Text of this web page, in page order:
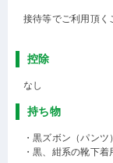
接待等でご利用頂く
控除
なし
持ち物
・黒ズボン（パンツ
・黒、紺系の靴下着